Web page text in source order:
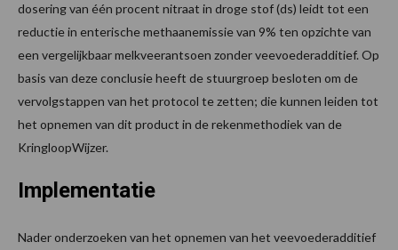
dosering van één procent nitraat in droge stof (ds) leidt tot een
reductie in enterische methaanemissie van 9% ten opzichte van
een vergelijkbaar melkveerantsoen zonder veevoederadditief. Op
basis van deze conclusie heeft de stuurgroep besloten om de
vervolgstappen van het protocol te zetten; die kunnen leiden tot
het opnemen van dit product in de rekenmethodiek van de
KringloopWijzer.
Implementatie
Nader onderzoeken van het opnemen van het veevoederadditief